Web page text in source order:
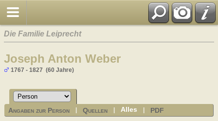
Die Familie Leiprecht
Joseph Anton Weber
1767 - 1827 (60 Jahre)
Angaben zur Person |Quellen |Alles PDF